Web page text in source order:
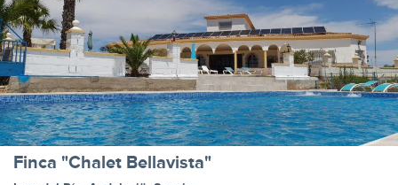
Finca "Chalet Bellavista"